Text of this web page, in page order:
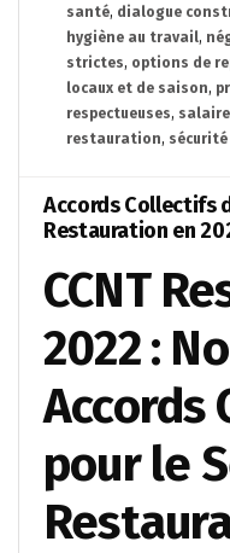
santé, dialogue
hygiène au travail,
strictes, options de
locaux et de saison,
respectueuses,
restauration,
Accords Collectifs
Restauration en
CCNT
2022 :
Accords
pour le